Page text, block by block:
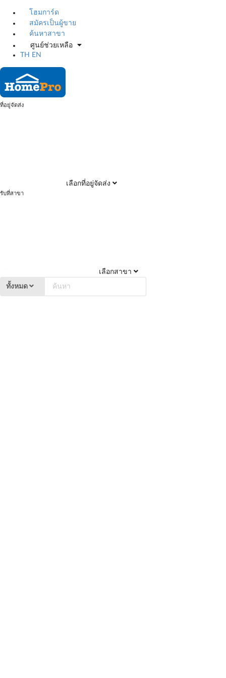
โฮมการ์ด
สมัครเป็นผู้ขาย
ค้นหาสาขา
ศูนย์ช่วยเหลือ
TH
EN
ที่อยู่จัดส่ง
เลือกที่อยู่จัดส่ง
รับที่สาขา
เลือกสาขา
ทั้งหมด